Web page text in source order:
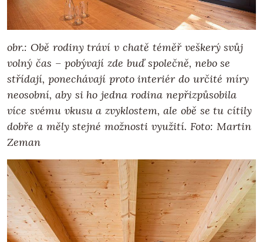
obr.: Obě rodiny tráví v chatě téměř veškerý svůj
volný čas – pobývají zde buď společně, nebo se
střídají, ponechávají proto interiér do určité míry
neosobní, aby si ho jedna rodina nepřizpůsobila
více svému vkusu a zvyklostem, ale obě se tu cítily
dobře a měly stejné možnosti využití. Foto: Martin
Zeman